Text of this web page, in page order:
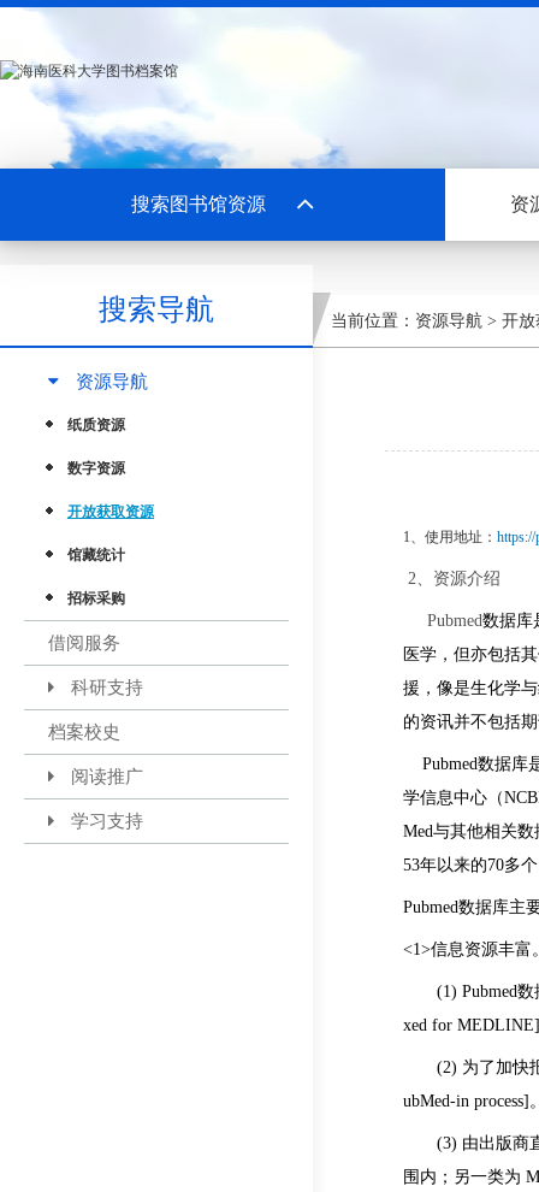
搜索图书馆资源 资
搜索导航
资源导航
纸质资源
数字资源
开放获取资源
馆藏统计
招标采购
借阅服务
科研支持
档案校史
阅读推广
学习支持
当前位置： 资源导航 > 开放
1、使用地址：
2、资源介绍
Pubmed数据库
医学，但亦包括
援，像是生化学
的资讯并不包括
Pubmed数据库
学信息中心（
Med与其他相关
53年以来的70多
Pubmed数据库主
<1>信息资源丰富
(1) Pubmed
xed for
(2) 为了加快
ubMed-in process]
(3) 由出版商
围内；另一类为